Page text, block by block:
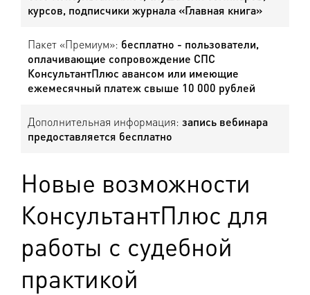
курсов, подписчики журнала «Главная книга»
Пакет «Премиум»: бесплатно - пользователи,
оплачивающие сопровождение СПС
КонсультантПлюс авансом или имеющие
ежемесячный платеж свыше 10 000 рублей
Дополнительная информация: запись вебинара
предоставляется бесплатно
Новые возможности
КонсультантПлюс для
работы с судебной
практикой